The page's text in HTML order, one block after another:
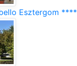
Esztergom ****